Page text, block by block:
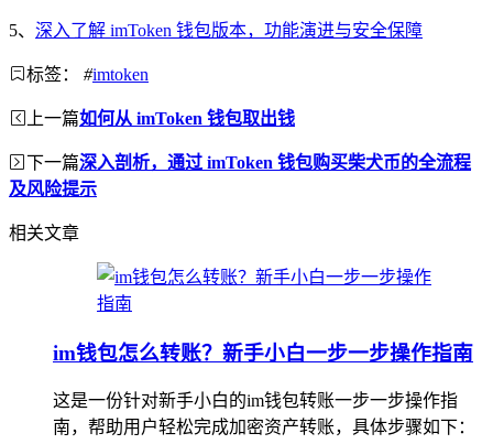
5、 深入了解 imToken 钱包版本，功能演进与安全保障
标签： #imtoken
上一篇如何从 imToken 钱包取出钱
下一篇深入剖析，通过 imToken 钱包购买柴犬币的全流程
及风险提示
相关文章
im钱包怎么转账？新手小白一步一步操作指南
这是一份针对新手小白的im钱包转账一步一步操作指
南，帮助用户轻松完成加密资产转账，具体步骤如下：